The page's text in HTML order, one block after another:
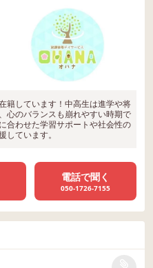
籍しています！中高生は進学や将
心のバランスも崩れやすい時期で
合わせた学習サポートや社会性の
ています。
電話で聞く
050-1726-7155